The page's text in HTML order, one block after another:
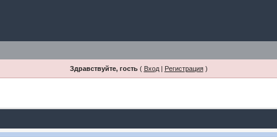
Здравствуйте, гость( Вход| Регистрация)